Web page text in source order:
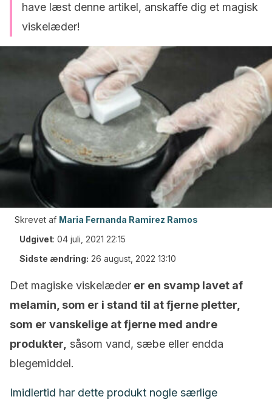
have læst denne artikel, anskaffe dig et magisk
viskelæder!
Skrevet af Maria Fernanda Ramirez Ramos
Udgivet: 04 juli, 2021 22:15
Sidste ændring: 26 august, 2022 13:10
Det magiske viskelæder er en svamp lavet af
melamin, som er i stand til at fjerne pletter,
som er vanskelige at fjerne med andre
produkter, såsom vand, sæbe eller endda
blegemiddel.
Imidlertid har dette produkt nogle særlige